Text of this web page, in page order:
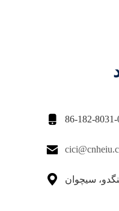
 86-182-

